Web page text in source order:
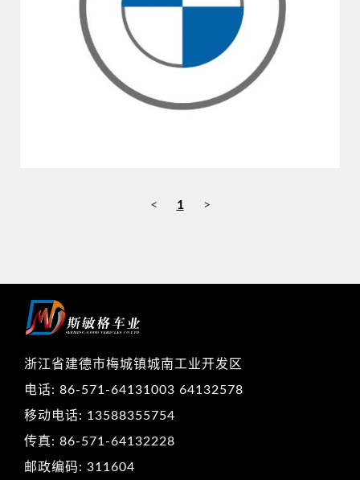
< 1 >
浙江省建德市梅城镇城南工业开发区
电话: 86-571-64131003 64132578
移动电话: 13588355754
传真: 86-571-64132228
邮政编码: 311604